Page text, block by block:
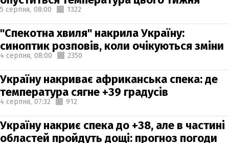
5 серпня, 08:00 1322
"Спекотна хвиля" накрила Україну:
синоптик розповів, коли очікуються зміни
4 серпня, 08:00 2350
Україну накриває африканська спека: де
температура сягне +39 градусів
4 серпня, 07:32 912
Україну накриє спека до +38, але в частині
областей пройдуть дощі: прогноз погоди